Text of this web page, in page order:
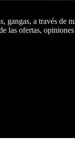
gangas, a través
ofertas,